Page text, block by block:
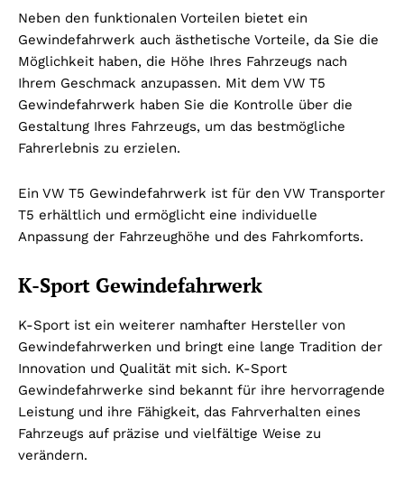
Neben den funktionalen Vorteilen bietet ein
Gewindefahrwerk auch ästhetische Vorteile, da Sie die
Möglichkeit haben, die Höhe Ihres Fahrzeugs nach
Ihrem Geschmack anzupassen. Mit dem VW T5
Gewindefahrwerk haben Sie die Kontrolle über die
Gestaltung Ihres Fahrzeugs, um das bestmögliche
Fahrerlebnis zu erzielen.
Ein VW T5 Gewindefahrwerk ist für den VW Transporter
T5 erhältlich und ermöglicht eine individuelle
Anpassung der Fahrzeughöhe und des Fahrkomforts.
K-Sport Gewindefahrwerk
K-Sport ist ein weiterer namhafter Hersteller von
Gewindefahrwerken und bringt eine lange Tradition der
Innovation und Qualität mit sich. K-Sport
Gewindefahrwerke sind bekannt für ihre hervorragende
Leistung und ihre Fähigkeit, das Fahrverhalten eines
Fahrzeugs auf präzise und vielfältige Weise zu
verändern.